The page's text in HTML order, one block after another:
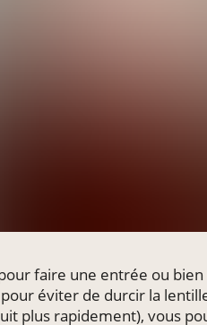
faire une entrée ou
éviter de durcir la
plus rapidement), vous